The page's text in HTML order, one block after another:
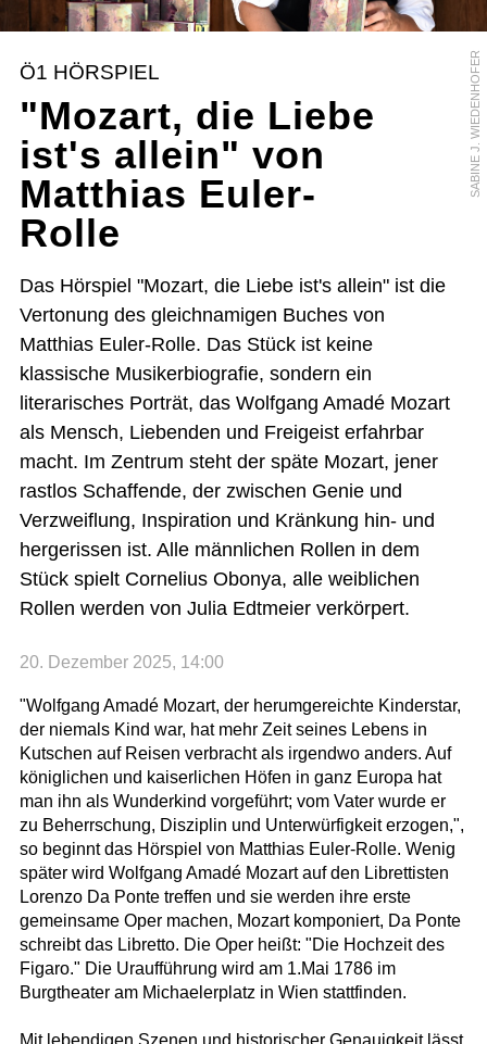
SABINE J. WIEDENHOFER
Ö1 HÖRSPIEL
"Mozart, die Liebe
ist's allein" von
Matthias Euler-
Rolle
Das Hörspiel "Mozart, die Liebe ist's allein" ist die
Vertonung des gleichnamigen Buches von
Matthias Euler-Rolle. Das Stück ist keine
klassische Musikerbiografie, sondern ein
literarisches Porträt, das Wolfgang Amadé Mozart
als Mensch, Liebenden und Freigeist erfahrbar
macht. Im Zentrum steht der späte Mozart, jener
rastlos Schaffende, der zwischen Genie und
Verzweiflung, Inspiration und Kränkung hin- und
hergerissen ist. Alle männlichen Rollen in dem
Stück spielt Cornelius Obonya, alle weiblichen
Rollen werden von Julia Edtmeier verkörpert.
20. Dezember 2025, 14:00
"Wolfgang Amadé Mozart, der herumgereichte Kinderstar,
der niemals Kind war, hat mehr Zeit seines Lebens in
Kutschen auf Reisen verbracht als irgendwo anders. Auf
königlichen und kaiserlichen Höfen in ganz Europa hat
man ihn als Wunderkind vorgeführt; vom Vater wurde er
zu Beherrschung, Disziplin und Unterwürfigkeit erzogen,",
so beginnt das Hörspiel von Matthias Euler-Rolle. Wenig
später wird Wolfgang Amadé Mozart auf den Librettisten
Lorenzo Da Ponte treffen und sie werden ihre erste
gemeinsame Oper machen, Mozart komponiert, Da Ponte
schreibt das Libretto. Die Oper heißt: "Die Hochzeit des
Figaro." Die Uraufführung wird am 1.Mai 1786 im
Burgtheater am Michaelerplatz in Wien stattfinden.